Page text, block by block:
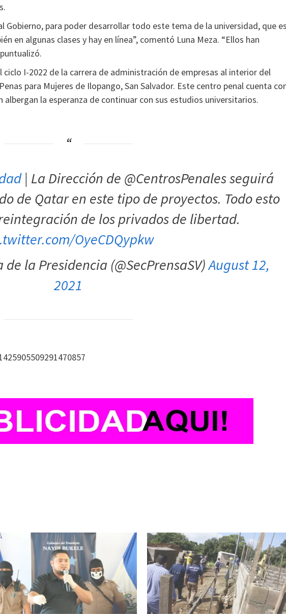
Gobierno, para poder desarrollar todo este tema de la universidad, que
en algunas clases y hay en línea”, comentó Luna Meza. “Ellos han
ciclo I-2022 de la carrera de administración de empresas al interior del
para Mujeres de Ilopango, San Salvador. Este centro penal cuenta
albergan la esperanza de continuar con sus estudios universitarios.
| La Dirección de @CentrosPenales seguirá
de Qatar en este tipo de proyectos. Todo esto
de los privados de libertad.
OyeCDQypkw
la Presidencia (@SecPrensaSV)August 12,
2021